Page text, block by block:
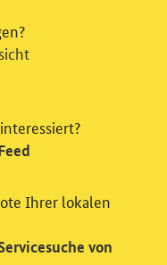
/ oder
Ihrer lokalen
von